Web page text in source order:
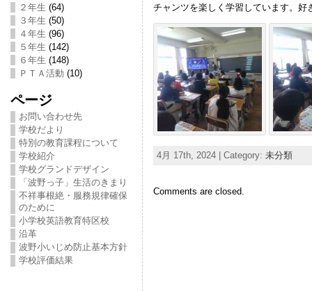
２年生 (64)
３年生 (50)
４年生 (96)
５年生 (142)
６年生 (148)
ＰＴＡ活動 (10)
ページ
お問い合わせ先
学校だより
特別の教育課程について
学校紹介
学校グランドデザイン
「波野っ子」生活のきまり
不祥事根絶・服務規律確保
のために
小学校英語教育特区校
沿革
波野小いじめ防止基本方針
学校評価結果
チャンツを楽しく学習しています。
4月 17th, 2024 | Category: 未分類
Comments are closed.